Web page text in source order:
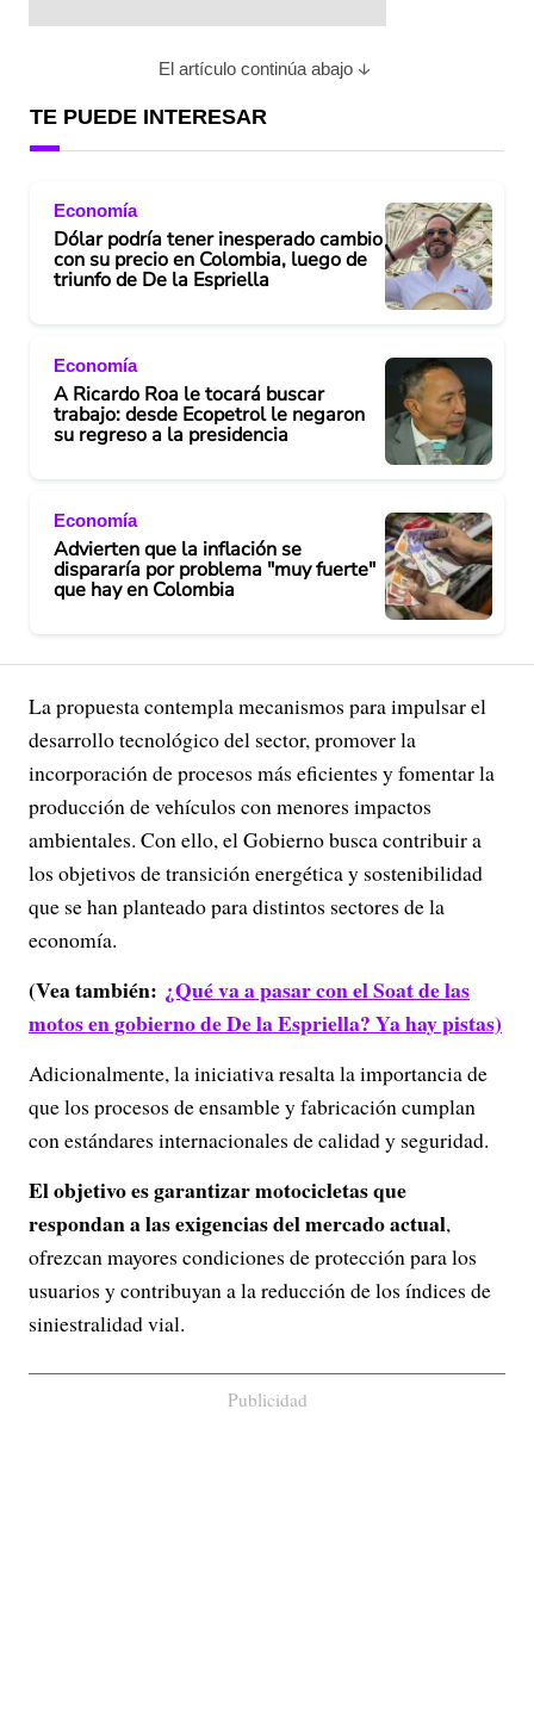
El artículo continúa abajo
TE PUEDE INTERESAR
Economía
Dólar podría tener inesperado cambio
con su precio en Colombia, luego de
triunfo de De la Espriella
Economía
A Ricardo Roa le tocará buscar
trabajo: desde Ecopetrol le negaron
su regreso a la presidencia
Economía
Advierten que la inflación se
dispararía por problema "muy fuerte"
que hay en Colombia
La propuesta contempla mecanismos para impulsar el
desarrollo tecnológico del sector, promover la
incorporación de procesos más eficientes y fomentar la
producción de vehículos con menores impactos
ambientales. Con ello, el Gobierno busca contribuir a
los objetivos de transición energética y sostenibilidad
que se han planteado para distintos sectores de la
economía.
(Vea también: ¿Qué va a pasar con el Soat de las
motos en gobierno de De la Espriella? Ya hay pistas)
Adicionalmente, la iniciativa resalta la importancia de
que los procesos de ensamble y fabricación cumplan
con estándares internacionales de calidad y seguridad.
El objetivo es garantizar motocicletas que
respondan a las exigencias del mercado actual,
ofrezcan mayores condiciones de protección para los
usuarios y contribuyan a la reducción de los índices de
siniestralidad vial.
Publicidad